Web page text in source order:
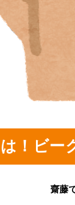
！ビー
齋藤